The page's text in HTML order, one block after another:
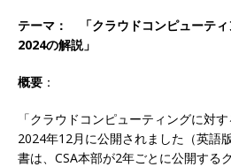
テーマ： 「クラウドコンピューテ
2024の解説」
概要 ：
「クラウドコンピューティングに対
2024年12月に公開されました（英語
書は、CSA本部が2年ごとに公開する